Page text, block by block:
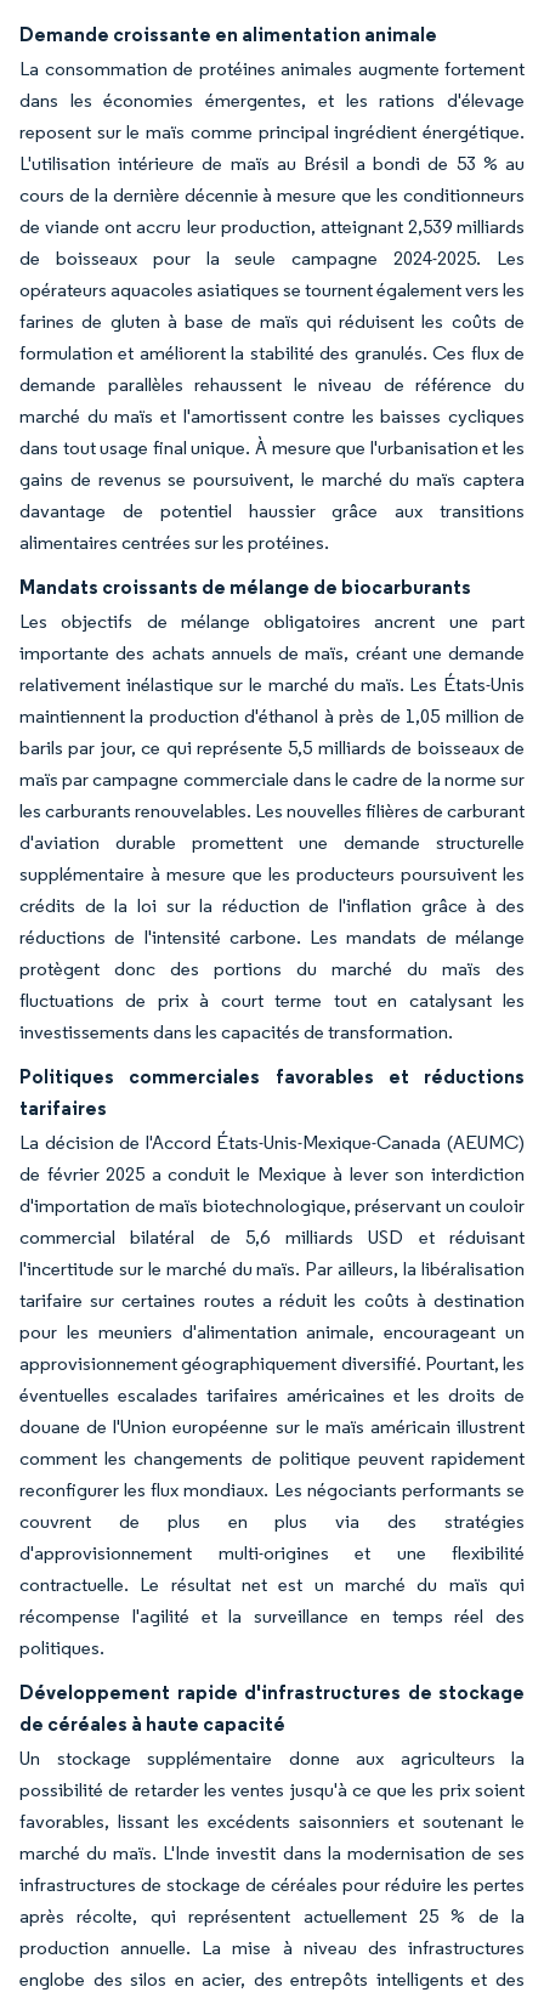
Demande croissante en alimentation animale
La consommation de protéines animales augmente fortement
dans les économies émergentes, et les rations d'élevage
reposent sur le maïs comme principal ingrédient énergétique.
L'utilisation intérieure de maïs au Brésil a bondi de 53 % au
cours de la dernière décennie à mesure que les conditionneurs
de viande ont accru leur production, atteignant 2,539 milliards
de boisseaux pour la seule campagne 2024-2025. Les
opérateurs aquacoles asiatiques se tournent également vers les
farines de gluten à base de maïs qui réduisent les coûts de
formulation et améliorent la stabilité des granulés. Ces flux de
demande parallèles rehaussent le niveau de référence du
marché du maïs et l'amortissent contre les baisses cycliques
dans tout usage final unique. À mesure que l'urbanisation et les
gains de revenus se poursuivent, le marché du maïs captera
davantage de potentiel haussier grâce aux transitions
alimentaires centrées sur les protéines.
Mandats croissants de mélange de biocarburants
Les objectifs de mélange obligatoires ancrent une part
importante des achats annuels de maïs, créant une demande
relativement inélastique sur le marché du maïs. Les États-Unis
maintiennent la production d'éthanol à près de 1,05 million de
barils par jour, ce qui représente 5,5 milliards de boisseaux de
maïs par campagne commerciale dans le cadre de la norme sur
les carburants renouvelables. Les nouvelles filières de carburant
d'aviation durable promettent une demande structurelle
supplémentaire à mesure que les producteurs poursuivent les
crédits de la loi sur la réduction de l'inflation grâce à des
réductions de l'intensité carbone. Les mandats de mélange
protègent donc des portions du marché du maïs des
fluctuations de prix à court terme tout en catalysant les
investissements dans les capacités de transformation.
Politiques commerciales favorables et réductions
tarifaires
La décision de l'Accord États-Unis-Mexique-Canada (AEUMC)
de février 2025 a conduit le Mexique à lever son interdiction
d'importation de maïs biotechnologique, préservant un couloir
commercial bilatéral de 5,6 milliards USD et réduisant
l'incertitude sur le marché du maïs. Par ailleurs, la libéralisation
tarifaire sur certaines routes a réduit les coûts à destination
pour les meuniers d'alimentation animale, encourageant un
approvisionnement géographiquement diversifié. Pourtant, les
éventuelles escalades tarifaires américaines et les droits de
douane de l'Union européenne sur le maïs américain illustrent
comment les changements de politique peuvent rapidement
reconfigurer les flux mondiaux. Les négociants performants se
couvrent de plus en plus via des stratégies
d'approvisionnement multi-origines et une flexibilité
contractuelle. Le résultat net est un marché du maïs qui
récompense l'agilité et la surveillance en temps réel des
politiques.
Développement rapide d'infrastructures de stockage
de céréales à haute capacité
Un stockage supplémentaire donne aux agriculteurs la
possibilité de retarder les ventes jusqu'à ce que les prix soient
favorables, lissant les excédents saisonniers et soutenant le
marché du maïs. L'Inde investit dans la modernisation de ses
infrastructures de stockage de céréales pour réduire les pertes
après récolte, qui représentent actuellement 25 % de la
production annuelle. La mise à niveau des infrastructures
englobe des silos en acier, des entrepôts intelligents et des